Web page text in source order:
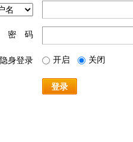
密 码
隐身登录 开启 关闭
登录